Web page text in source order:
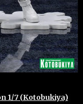
1/7 (Kotobukiya)